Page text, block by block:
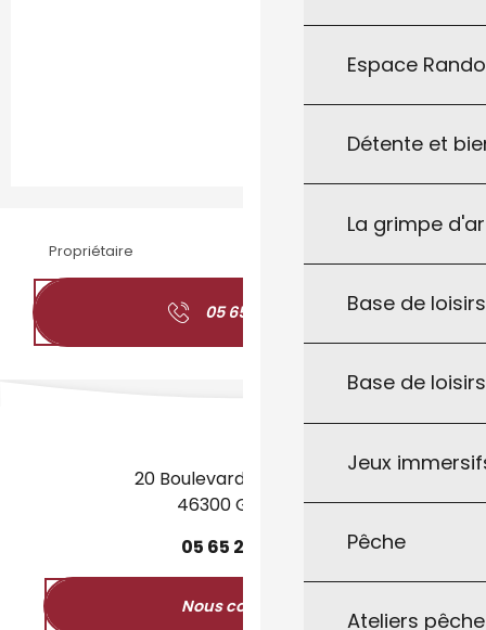
Espace
Détente et
La grimpe
Base de
Base de
Jeux
Pêche
Ateliers
Propriétaire
05 65 24 50
20 Boulevard des Martyrs
46300 Gourdon
05 65 27
Nous contacter